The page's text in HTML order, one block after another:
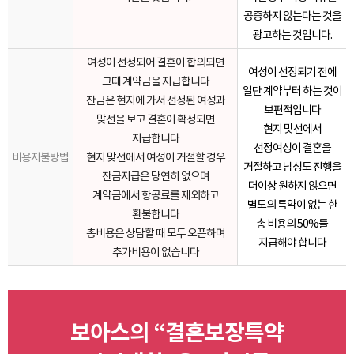
공증하지 않는다는 것을
광고하는 것입니다.
비용지불방법
여성이 선정되어 결혼이 합의되면
그때 계약금을 지급합니다
잔금은 현지에 가서 선정된 여성과
맞선을 보고결혼이 확정되면
지급합니다
현지 맞선에서 여성이 거절할 경우
잔금지급은 당연히 없으며
계약금에서 항공료를 제외하고
환불합니다
총비용은 상담할 때 모두 오픈하며
추가비용이 없습니다
여성이 선정되기 전에
일단 계약부터 하는 것이
보편적입니다
현지 맞선에서
선정여성이 결혼을
거절하고 남성도진행을
더이상 원하지 않으면
별도의 특약이 없는 한
총 비용의 50%를
지급해야 합니다
보아스의 “결혼보장특약